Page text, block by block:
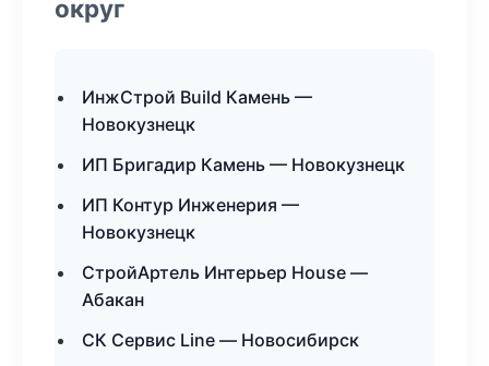
округ
ИнжСтрой Build Камень —
Новокузнецк
ИП Бригадир Камень — Новокузнецк
ИП Контур Инженерия —
Новокузнецк
СтройАртель Интерьер House —
Абакан
СК Сервис Line — Новосибирск